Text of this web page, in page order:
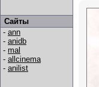
Сайты
- ann
- anidb
- mal
- allcinema
- anilist